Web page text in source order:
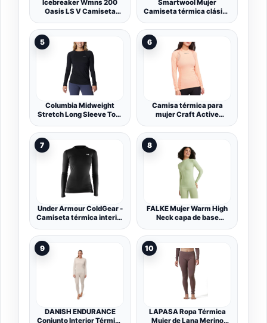
Icebreaker Wmns 200
Oasis LS V Camiseta
Smartwool Mujer
Camiseta térmica clásica
5
Columbia Midweight
Stretch Long Sleeve Top,
Térmica para Mujer,
6
Camisa térmica para
mujer Craft Active
7
Under Armour ColdGear -
Camiseta térmica interior
negro negro Talla:large
8
FALKE Mujer Warm High
Neck capa de base
Térmica Para Climas De
Suaves a Fríos Secado
Rápido Transpirable Hilo
Funcional 1 pieza
9
DANISH ENDURANCE
Conjunto Interior Térmico
10
LAPASA Ropa Térmica
Mujer de Lana Merino